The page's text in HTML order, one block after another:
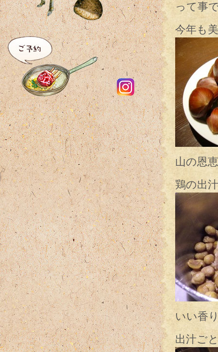
って事
今年も
山の恩
鶏の出
いい香
出汁ご